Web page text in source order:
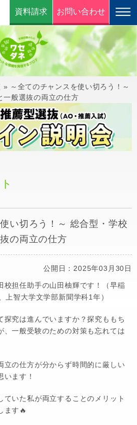
資料請求 お問い合わせ
» ～全てのチャンスを使い切ろう！～
一般選抜の両立の仕方
い切ろう！～ 総合型・学校
の両立の仕方
公開日：2025年03月30日
校担任助手の山田柚輝です！（早稲
上智大学文学部新聞学科1年）
探究は進んでいますか？探究ももち
、一般受験のための対策も忘れては
立の仕方が分からず時間的に厳しい
います！
ていた私が両立することのメリット
ます🔥